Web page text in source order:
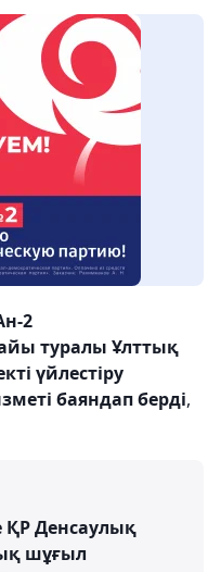
2
туралы Ұлттық
үйлестіру
баяндап берді,
ҚР Денсаулық
шұғыл